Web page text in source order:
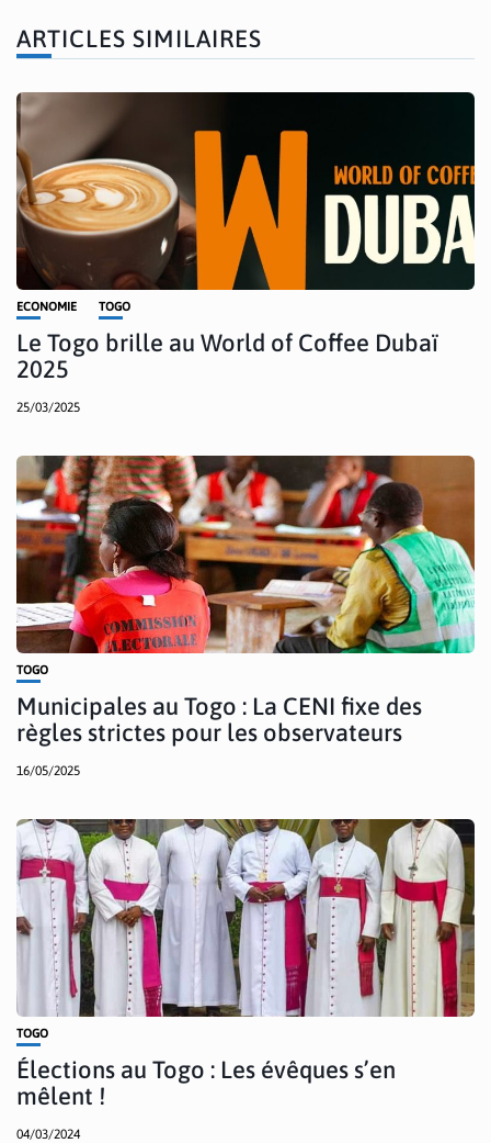
ARTICLES SIMILAIRES
ECONOMIE TOGO
Le Togo brille au World of Coffee Dubaï
2025
25/03/2025
TOGO
Municipales au Togo : La CENI fixe des
règles strictes pour les observateurs
16/05/2025
TOGO
Élections au Togo : Les évêques s’en
mêlent !
04/03/2024